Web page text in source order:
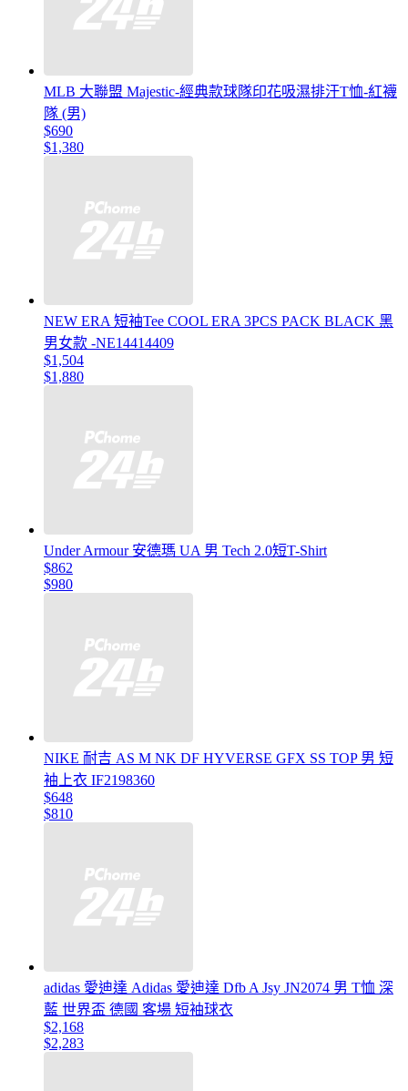
MLB 大聯盟 Majestic-經典款球隊印花吸濕排汗T恤-紅襪
隊 (男)
$690
$1,380
NEW ERA 短袖Tee COOL ERA 3PCS PACK BLACK 黑
男女款 -NE14414409
$1,504
$1,880
Under Armour 安德瑪 UA 男 Tech 2.0短T-Shirt
$862
$980
NIKE 耐吉 AS M NK DF HYVERSE GFX SS TOP 男 短
袖上衣 IF2198360
$648
$810
adidas 愛迪達 Adidas 愛迪達 Dfb A Jsy JN2074 男 T恤 深
藍 世界盃 德國 客場 短袖球衣
$2,168
$2,283